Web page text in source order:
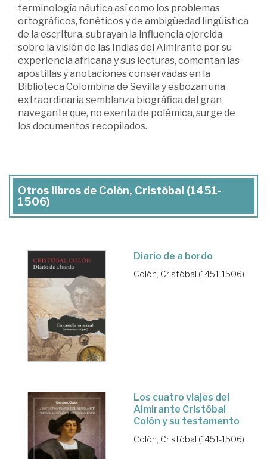
terminología náutica así como los problemas
ortográficos, fonéticos y de ambigüedad lingüística
de la escritura, subrayan la influencia ejercida
sobre la visión de las Indias del Almirante por su
experiencia africana y sus lecturas, comentan las
apostillas y anotaciones conservadas en la
Biblioteca Colombina de Sevilla y esbozan una
extraordinaria semblanza biográfica del gran
navegante que, no exenta de polémica, surge de
los documentos recopilados.
Otros libros de Colón, Cristóbal (1451-
1506)
Diario de a bordo
Colón, Cristóbal (1451-1506)
Los cuatro viajes del
Almirante Cristóbal
Colón y su testamento
Colón, Cristóbal (1451-1506)